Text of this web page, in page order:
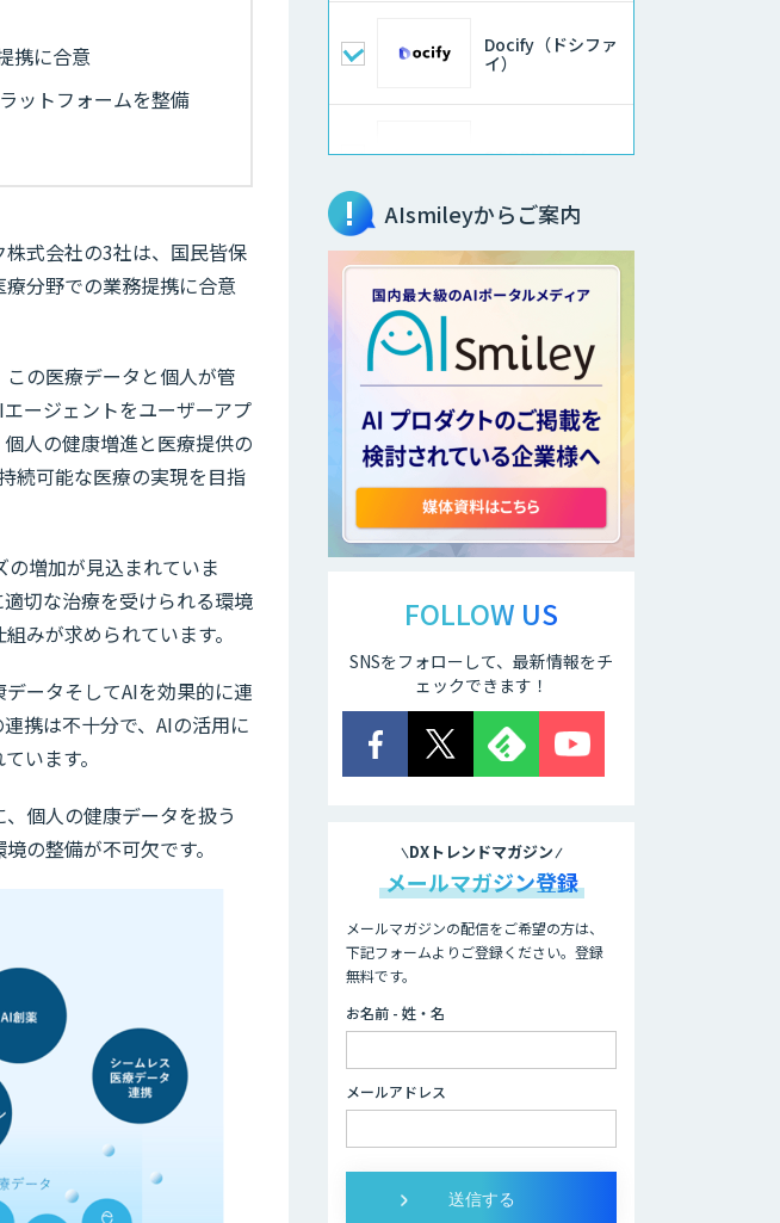
携に合意
ットフォームを整備
式会社の3社は、国民皆保
分野での業務提携に合意
の医療データと個人が管
ージェントをユーザーアプ
人の健康増進と医療提供の
続可能な医療の実現を目指
増加が見込まれていま
切な治療を受けられる環境
みが求められています。
ータそしてAIを効果的に連
携は不十分で、AIの活用に
います。
個人の健康データを扱う
の整備が不可欠です。
Docify（ドシファ
イ）
STORM Platform
imprai ezKotae
データ分析エージ
ェント
物品輸出から留学
生・研究者のバッ
動化。輸出管理
AI「TRAFEED」
byGMO
AIR-NEXUS
secondz
ーションを効率化
＜Dify活用＞AIエ
AIsmileyからご案内
FOLLOW US
SNSをフォローして、最新情報をチ
ェックできます！
DXトレンドマガジン
メールマガジン登録
メールマガジンの配信をご希望の方は、
下記フォームよりご登録ください。登録
無料です。
お名前 - 姓・名
メールアドレス